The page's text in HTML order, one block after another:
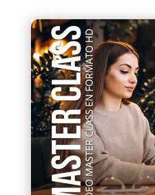
4.00de
5 en
base a
valoraci
ón de
un
cliente